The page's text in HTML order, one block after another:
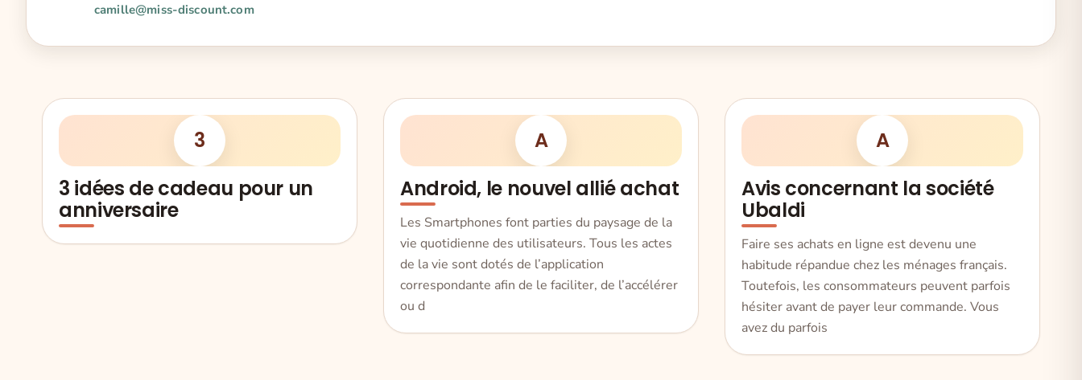
camille@miss-discount.com
3
3 idées de cadeau pour un
anniversaire
A
Android, le nouvel allié achat
Les Smartphones font parties du paysage de la
vie quotidienne des utilisateurs. Tous les actes
de la vie sont dotés de l’application
correspondante afin de le faciliter, de l’accélérer
ou d
A
Avis concernant la société
Ubaldi
Faire ses achats en ligne est devenu une
habitude répandue chez les ménages français.
Toutefois, les consommateurs peuvent parfois
hésiter avant de payer leur commande. Vous
avez du parfois